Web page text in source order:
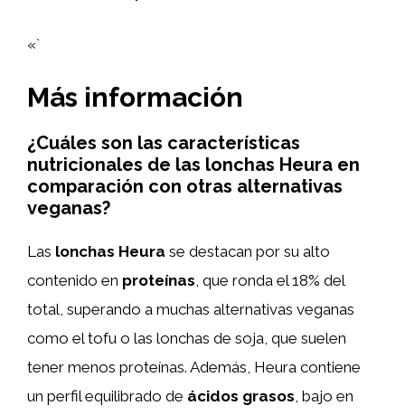
«`
Más información
¿Cuáles son las características
nutricionales de las lonchas Heura en
comparación con otras alternativas
veganas?
Las lonchas Heura se destacan por su alto
contenido en proteínas, que ronda el 18% del
total, superando a muchas alternativas veganas
como el tofu o las lonchas de soja, que suelen
tener menos proteínas. Además, Heura contiene
un perfil equilibrado de ácidos grasos, bajo en